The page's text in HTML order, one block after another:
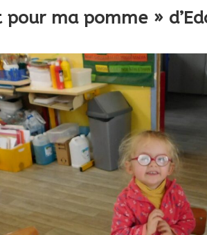
ma pomme »